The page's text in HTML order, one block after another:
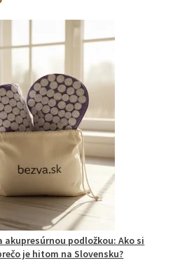
akupresúrnou podložkou: Ako si
je hitom na Slovensku?